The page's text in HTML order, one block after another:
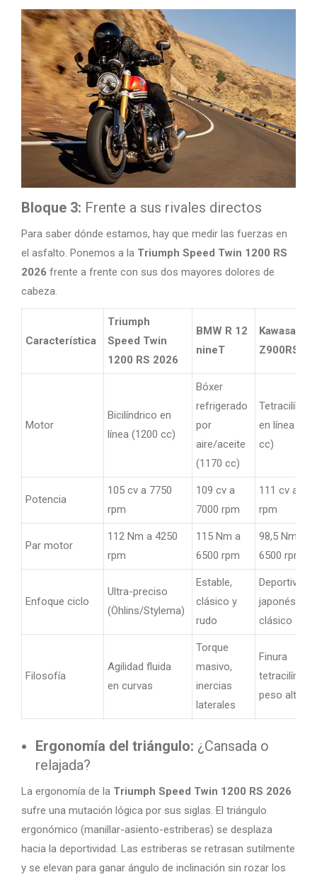
Bloque 3: Frente a sus rivales directos
Para saber dónde estamos, hay que medir las fuerzas en
el asfalto. Ponemos a la Triumph Speed Twin 1200 RS
2026 frente a frente con sus dos mayores dolores de
cabeza.
Característica
Triumph
Speed Twin
1200 RS 2026
BMW R 12
nineT
Kawasaki
Z900RS SE
Motor
Bicilíndrico en
línea (1200 cc)
Bóxer
refrigerado
por
aire/aceite
(1170 cc)
en línea (948
cc)
Potencia
105 cv a 7750
rpm
109 cv a
7000 rpm
111 cv a
rpm
Par motor
112 Nm a 4250
rpm
115 Nm a
6500 rpm
98,5 Nm a
6500 rpm
Enfoque ciclo
Ultra-preciso
(Öhlins/Stylema)
Estable,
clásico y
rudo
Deportivo
japonés
clásico
Filosofía
Agilidad fluida
en curvas
Torque
masivo,
inercias
laterales
Finura
peso alto
Ergonomía del triángulo: ¿Cansada o
relajada?
La ergonomía de la Triumph Speed Twin 1200 RS 2026
sufre una mutación lógica por sus siglas. El triángulo
ergonómico (manillar-asiento-estriberas) se desplaza
hacia la deportividad. Las estriberas se retrasan sutilmente
y se elevan para ganar ángulo de inclinación sin rozar los